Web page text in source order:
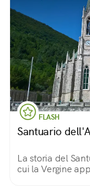
FLASH
Santuario
La storia del
cui la Vergine